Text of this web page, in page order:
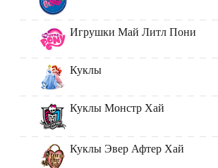
Игрушки Май Литл Пони
Куклы
Куклы Монстр Хай
Куклы Эвер Афтер Хай